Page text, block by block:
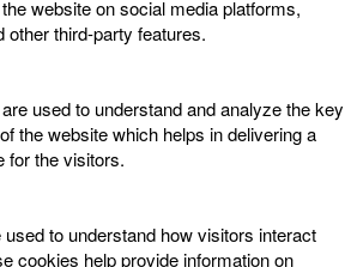
website on social media platforms,
third-party features.
used to understand and analyze the key
the website which helps in delivering a
for the visitors.
to understand how visitors interact
cookies help provide information on